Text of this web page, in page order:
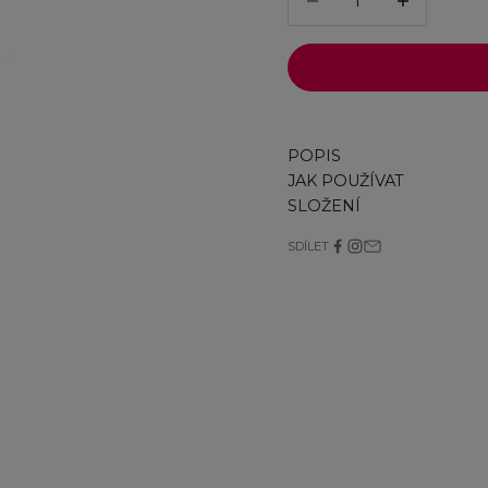
POPIS
JAK POUŽÍVAT
SLOŽENÍ
SDÍLET